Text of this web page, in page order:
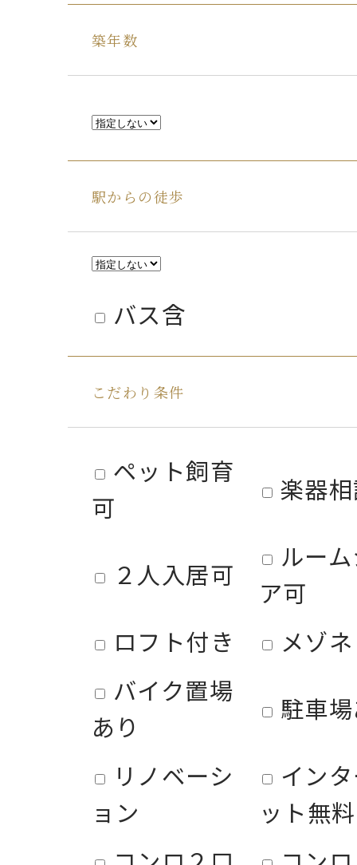
築年数
駅からの徒歩
バス含
こだわり条件
ペット飼育
可
楽器
２人入居可
ルー
ア可
ロフト付き
メゾ
バイク置場
あり
駐車
リノベーシ
ョン
イン
ット無料